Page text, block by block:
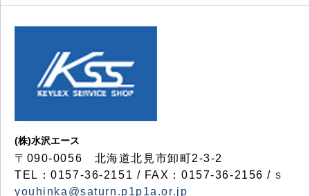
(株)水沢エース
〒090-0056 北海道北見市卸町2-3-2
TEL：0157-36-2151 / FAX：0157-36-2156 / s
youhinka@saturn.p1p1a.or.jp